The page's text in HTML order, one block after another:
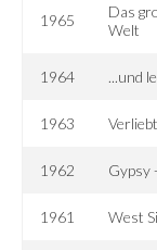
1965
Das
Welt
1964 ...und
1963
1962 Gypsy
1961 West